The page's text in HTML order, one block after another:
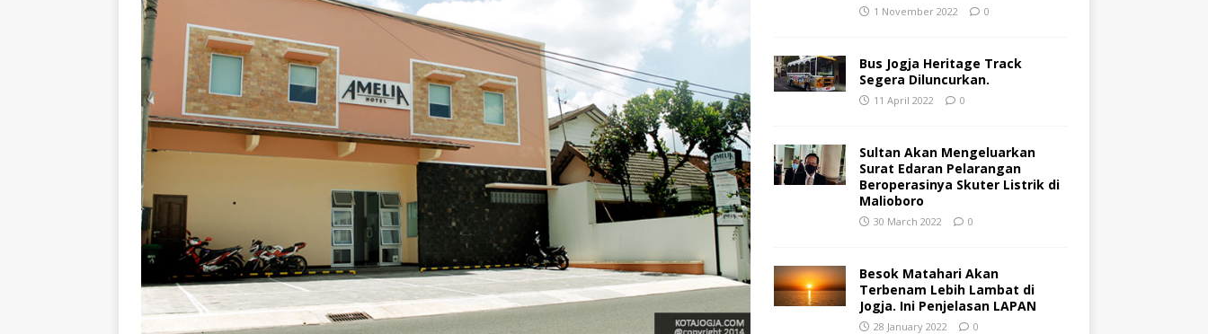
1 November 2022 0
Bus Jogja Heritage Track
Segera Diluncurkan.
11 April 2022 0
Sultan Akan Mengeluarkan
Surat Edaran Pelarangan
Beroperasinya Skuter Listrik di
Malioboro
30 March 2022 0
Besok Matahari Akan
Terbenam Lebih Lambat di
Jogja. Ini Penjelasan LAPAN
28 January 2022 0